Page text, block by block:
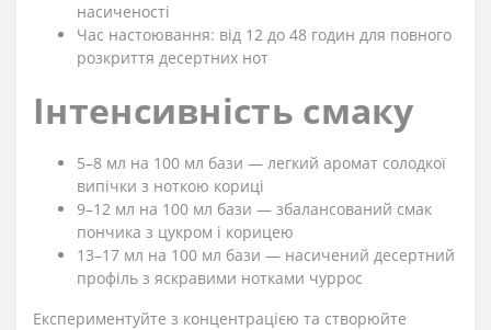
насиченості
Час настоювання: від 12 до 48 годин для повного
розкриття десертних нот
Інтенсивність смаку
5–8 мл на 100 мл бази — легкий аромат солодкої
випічки з ноткою кориці
9–12 мл на 100 мл бази — збалансований смак
пончика з цукром і корицею
13–17 мл на 100 мл бази — насичений десертний
профіль з яскравими нотками чуррос
Експериментуйте з концентрацією та створюйте